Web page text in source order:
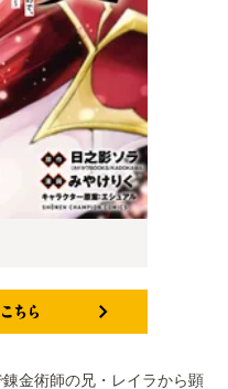
金術師の兄・レイラから顕